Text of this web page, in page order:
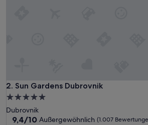
2. Sun Gardens Dubrovnik
Sun Gardens Dubrovnik
5.0-
Sterne-
Unterkunft
Dubrovnik
9.4
9,4/10 Außergewöhnlich (1.007